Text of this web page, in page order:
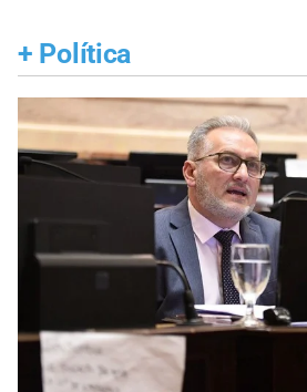
+ Política